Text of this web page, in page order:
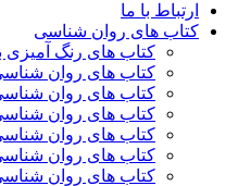
ارتباط با ما
کتاب های روان شناسی
کتاب های رنگ آمیزی
کتاب های روان
کتاب های روان
کتاب های روان
کتاب های روان
کتاب های روان
کتاب های روان